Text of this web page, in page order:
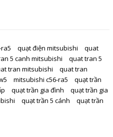
quạt điện mitsubishi
quat
5 canh mitsubishi
quat tran 5
tran mitsubishi
quat tran
mitsubishi c56-ra5
quạt trần
quạt trần gia đình
quạt trần gia
quạt trần 5 cánh
quạt trần